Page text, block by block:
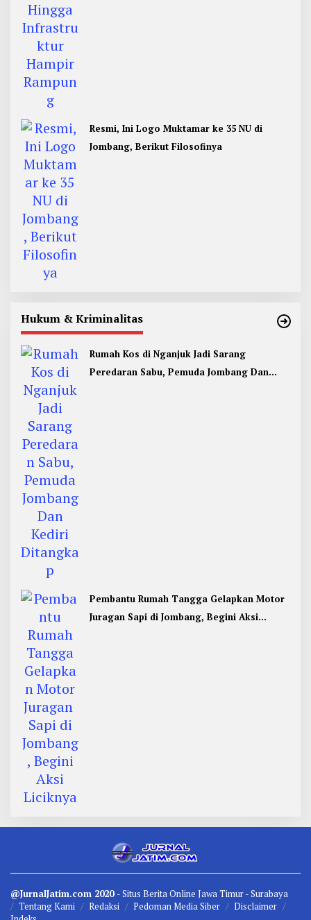
Resmi, Ini Logo Muktamar ke 35 NU di
Jombang, Berikut Filosofinya
Hukum & Kriminalitas
Rumah Kos di Nganjuk Jadi Sarang
Peredaran Sabu, Pemuda Jombang Dan
Pembantu Rumah Tangga Gelapkan Motor
Juragan Sapi di Jombang, Begini Aksi
@JurnalJatim.com 2020 - Situs Berita Online Jawa Timur -Surabaya
Tentang Kami
Redaksi Pedoman Media Siber
Disclaimer